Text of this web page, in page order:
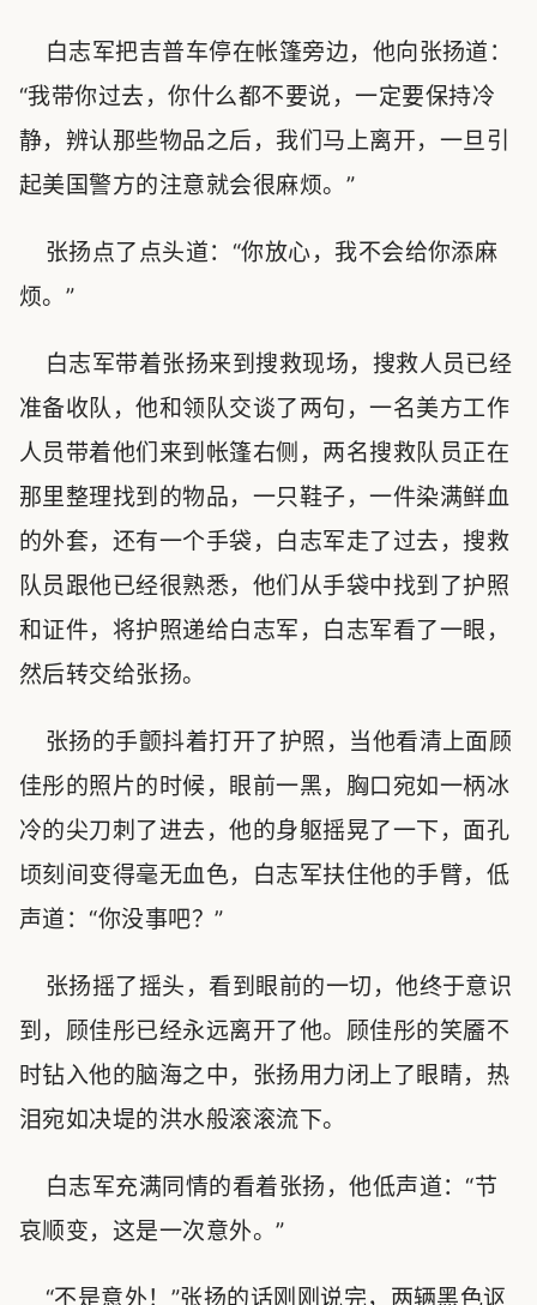
白志军把吉普车停在帐篷旁边，他向张扬道：
“我带你过去，你什么都不要说，一定要保持冷
静，辨认那些物品之后，我们马上离开，一旦引
起美国警方的注意就会很麻烦。”
张扬点了点头道：“你放心，我不会给你添麻
烦。”
白志军带着张扬来到搜救现场，搜救人员已经
准备收队，他和领队交谈了两句，一名美方工作
人员带着他们来到帐篷右侧，两名搜救队员正在
那里整理找到的物品，一只鞋子，一件染满鲜血
的外套，还有一个手袋，白志军走了过去，搜救
队员跟他已经很熟悉，他们从手袋中找到了护照
和证件，将护照递给白志军，白志军看了一眼，
然后转交给张扬。
张扬的手颤抖着打开了护照，当他看清上面顾
佳彤的照片的时候，眼前一黑，胸口宛如一柄冰
冷的尖刀刺了进去，他的身躯摇晃了一下，面孔
顷刻间变得毫无血色，白志军扶住他的手臂，低
声道：“你没事吧？”
张扬摇了摇头，看到眼前的一切，他终于意识
到，顾佳彤已经永远离开了他。顾佳彤的笑靥不
时钻入他的脑海之中，张扬用力闭上了眼睛，热
泪宛如决堤的洪水般滚滚流下。
白志军充满同情的看着张扬，他低声道：“节
哀顺变，这是一次意外。”
“不是意外！”张扬的话刚刚说完，两辆黑色讴